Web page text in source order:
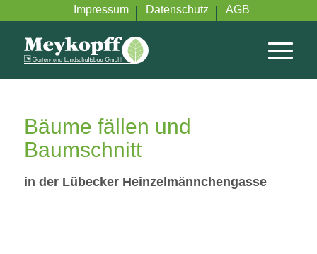
Impressum Datenschutz AGB
Bäume fällen und
Baumschnitt
in der Lübecker Heinzelmännchengasse